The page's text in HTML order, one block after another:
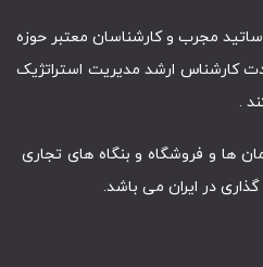
مجرب و کارشناسان معتبر حوزه
کارشناس ارشد مدیریت استراتژیک
.
ها و فروشگاه و بنگاه های تجاری
گذاری در ایران می باشد.